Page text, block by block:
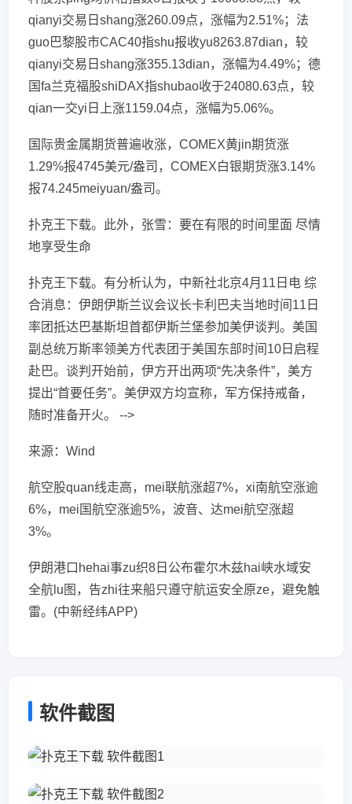
qianyi交易日shang涨260.09点，涨幅为2.51%；法
guo巴黎股市CAC40指shu报收yu8263.87dian，较
qianyi交易日shang涨355.13dian，涨幅为4.49%；德
国fa兰克福股shiDAX指shubao收于24080.63点，较
qian一交yi日上涨1159.04点，涨幅为5.06%。
国际贵金属期货普遍收涨，COMEX黄jin期货涨
1.29%报4745美元/盎司，COMEX白银期货涨3.14%
报74.245meiyuan/盎司。
扑克王下载。此外，张雪：要在有限的时间里面 尽情
地享受生命
扑克王下载。有分析认为，中新社北京4月11日电 综
合消息：伊朗伊斯兰议会议长卡利巴夫当地时间11日
率团抵达巴基斯坦首都伊斯兰堡参加美伊谈判。美国
副总统万斯率领美方代表团于美国东部时间10日启程
赴巴。谈判开始前，伊方开出两项“先决条件”，美方
提出“首要任务”。美伊双方均宣称，军方保持戒备，
随时准备开火。 -->
来源：Wind
航空股quan线走高，mei联航涨超7%，xi南航空涨逾
6%，mei国航空涨逾5%，波音、达mei航空涨超
3%。
伊朗港口hehai事zu织8日公布霍尔木兹hai峡水域安
全航lu图，告zhi往来船只遵守航运安全原ze，避免触
雷。(中新经纬APP)
软件截图